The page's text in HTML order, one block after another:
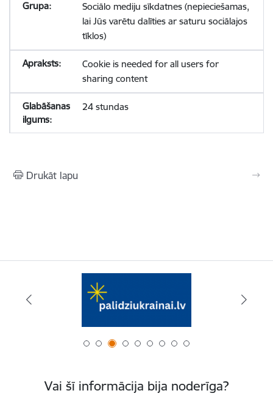
Sociālo mediju sīkdatnes (nepieciešamas,
lai Jūs varētu dalīties ar saturu sociālajos
tīklos)
Cookie is needed for all users for
sharing content
24 stundas
Drukāt lapu
Vai šī informācija bija noderīga?